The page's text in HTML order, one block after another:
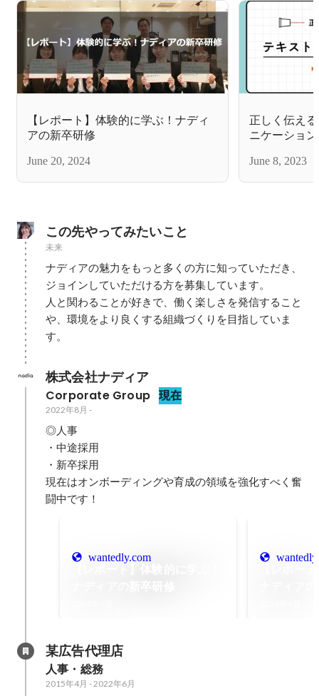
【レポート】体験的に学ぶ！ナディ
アの新卒研修
June 20, 2024
正しく伝え
ニケーショ
June 8, 2023
この先やってみたいこと
未来
ナディアの魅力をもっと多くの方に知っていただき、
ジョインしていただける方を募集しています。
人と関わることが好きで、働く楽しさを発信すること
や、環境をより良くする組織づくりを目指していま
す。
株式会社ナディア
Corporate Group 現在
2022年8月 -
◎人事
・中途採用
・新卒採用
現在はオンボーディングや育成の領域を強化すべく奮
闘中です！
wantedly.com
某広告代理店
人事・総務
2015年4月 - 2022年6月